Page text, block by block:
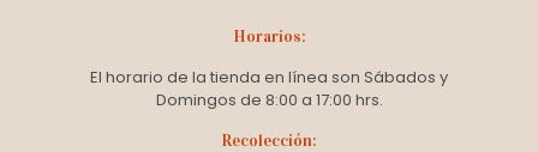
Horarios:
El horario de la tienda en línea son Sábados y
Domingos de 8:00 a 17:00 hrs.
Recolección: